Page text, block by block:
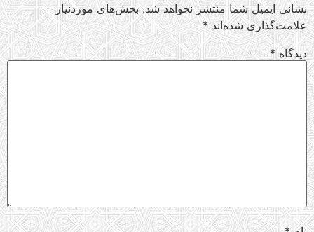
نشانی ایمیل شما منتشر نخواهد شد. بخش‌های موردنیاز
علامت‌گذاری شده‌اند*
دیدگاه*